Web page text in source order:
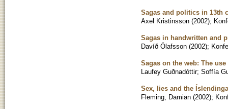
Sagas and politics in 13th
Axel Kristinsson (2002);
Sagas in handwritten and
Davíð Ólafsson (2002);
Sagas on the web: The
Laufey Guðnadóttir; Soffía
Sex, lies and the
Fleming, Damian (2002);